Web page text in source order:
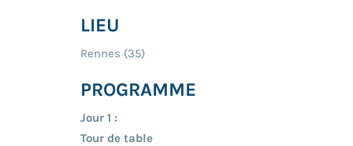
LIEU
Rennes (35)
PROGRAMME
Jour 1 :
Tour de table